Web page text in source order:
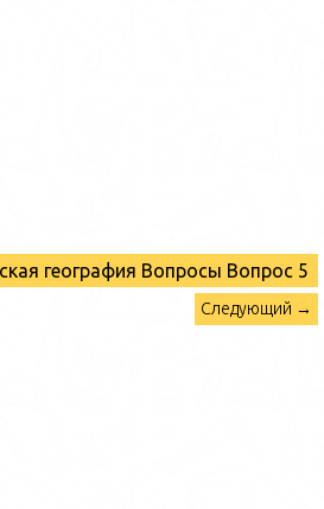
география Вопросы Вопрос 5
Следующий →